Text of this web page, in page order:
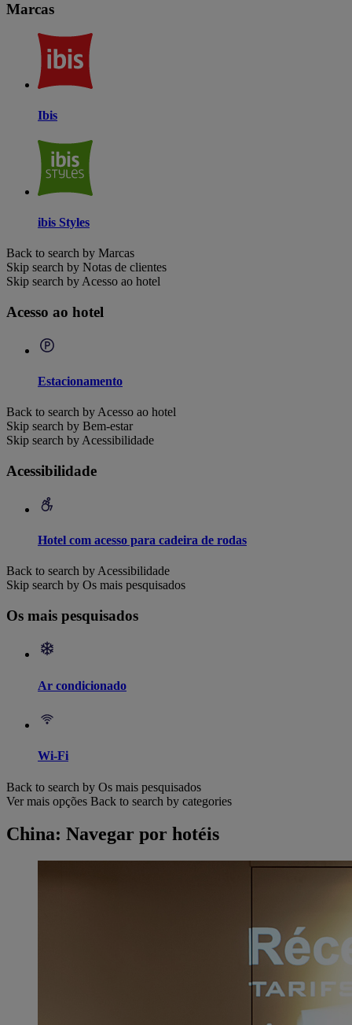
Marcas
Ibis
ibis Styles
Back to search by Marcas
Skip search by Notas de clientes
Skip search by Acesso ao hotel
Acesso ao hotel
Estacionamento
Back to search by Acesso ao hotel
Skip search by Bem-estar
Skip search by Acessibilidade
Acessibilidade
Hotel com acesso para cadeira de rodas
Back to search by Acessibilidade
Skip search by Os mais pesquisados
Os mais pesquisados
Ar condicionado
Wi-Fi
Back to search by Os mais pesquisados
Ver mais opções Back to search by categories
China: Navegar por hotéis